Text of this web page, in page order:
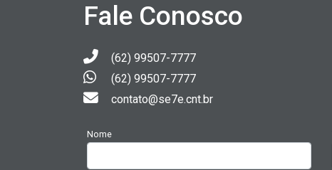
Fale Conosco
(62) 99507-7777
(62) 99507-7777
contato@se7e.cnt.br
Nome